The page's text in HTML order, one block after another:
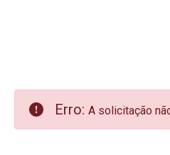
Erro: A solicitação